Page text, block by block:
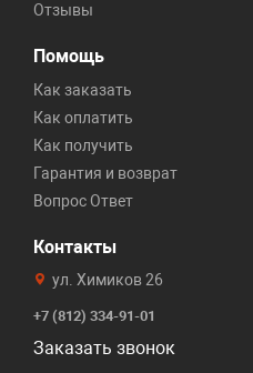
Отзывы
Помощь
Как заказать
Как оплатить
Как получить
Гарантия и возврат
Вопрос Ответ
Контакты
ул. Химиков 26
+7 (812) 334-91-01
Заказать звонок